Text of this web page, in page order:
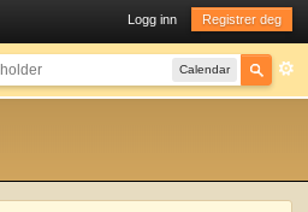
Logg inn Registrer deg
Calendar